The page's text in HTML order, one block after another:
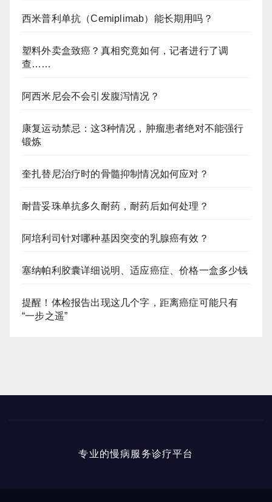
西米普利单抗（Cemiplimab）能长期用吗？
塑料外卖盒致癌？真相究竟如何，记者进行了调
查……
阿西米尼会不会引发腹泻情况？
康复运动禁忌：这3种情况，肿瘤患者绝对不能强行
锻炼
奎扎替尼治疗时的骨髓抑制情况如何应对？
耐昔妥珠单抗多久耐药，耐药后如何处理？
阿培利司针对哪种基因突变的乳腺癌有效？
塞纳帕利胶囊详细说明、适应癌症、价格一盒多少钱
提醒！体检报告出现这几个字，距离癌症可能只有
“一步之遥”
专业的慢病服务诊疗平台